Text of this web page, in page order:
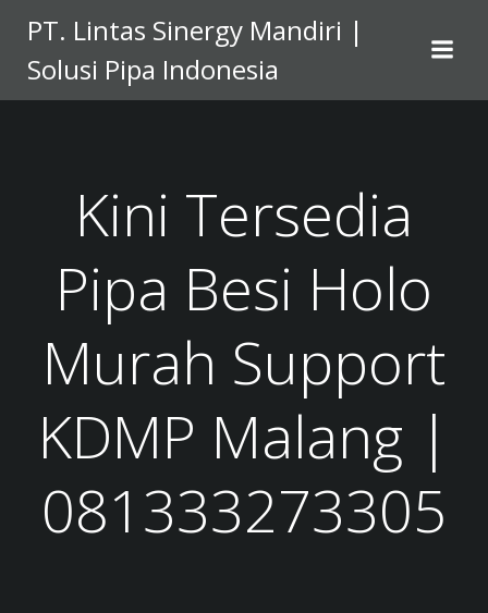
to
content
PT. Lintas Sinergy Mandiri |
Solusi Pipa Indonesia
Kini Tersedia
Pipa Besi Holo
Murah Support
KDMP Malang |
081333273305